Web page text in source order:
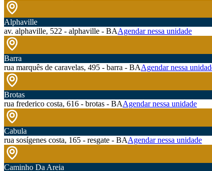
Alphaville
av. alphaville, 522 - alphaville - BAAgendar nessa unidade
Barra
rua marquês de caravelas, 495 - barra - BAAgendar nessa
Brotas
rua frederico costa, 616 - brotas - BAAgendar nessa unidade
Cabula
rua sosígenes costa, 165 - resgate - BAAgendar nessa unidade
Caminho Da Areia